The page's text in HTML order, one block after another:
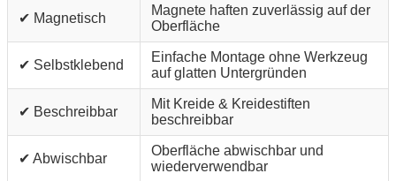
✔ Magnetisch
Magnete haften zuverlässig auf der
Oberfläche
✔ Selbstklebend
Einfache Montage ohne Werkzeug
auf glatten Untergründen
✔ Beschreibbar
Mit Kreide & Kreidestiften
beschreibbar
✔ Abwischbar
Oberfläche abwischbar und
wiederverwendbar